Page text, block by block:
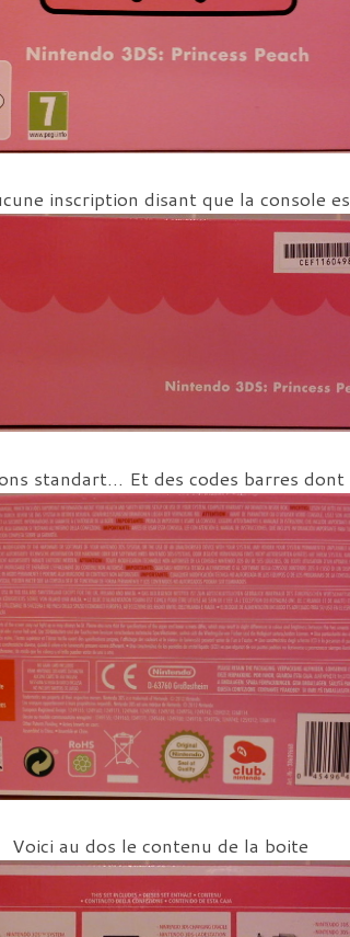
inscription disant que la console
standart… Et des codes barres
Voici au dos le contenu de la boite